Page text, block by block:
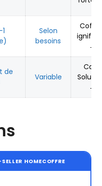
Selon
besoins
→
de
Variable
Cash
→
HOMECOFFRE